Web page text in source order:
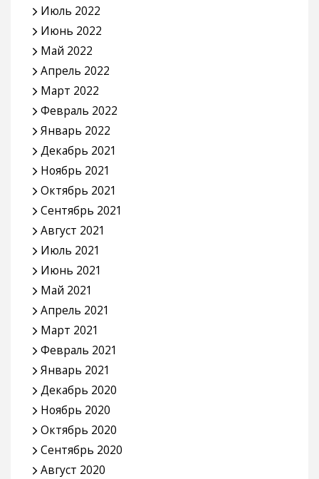
Июль 2022
Июнь 2022
Май 2022
Апрель 2022
Март 2022
Февраль 2022
Январь 2022
Декабрь 2021
Ноябрь 2021
Октябрь 2021
Сентябрь 2021
Август 2021
Июль 2021
Июнь 2021
Май 2021
Апрель 2021
Март 2021
Февраль 2021
Январь 2021
Декабрь 2020
Ноябрь 2020
Октябрь 2020
Сентябрь 2020
Август 2020